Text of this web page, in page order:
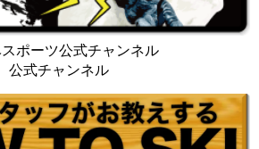
ポーツ公式チャンネル
公式チャンネル